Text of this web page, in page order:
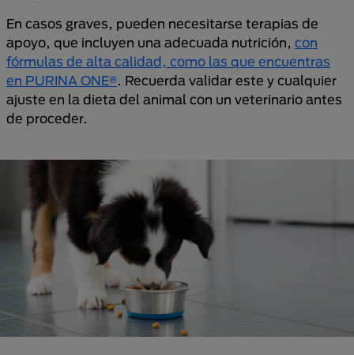
En casos graves, pueden necesitarse terapias de
apoyo, que incluyen una adecuada nutrición, con
fórmulas de alta calidad, como las que encuentras
en PURINA ONE®. Recuerda validar este y cualquier
ajuste en la dieta del animal con un veterinario antes
de proceder.